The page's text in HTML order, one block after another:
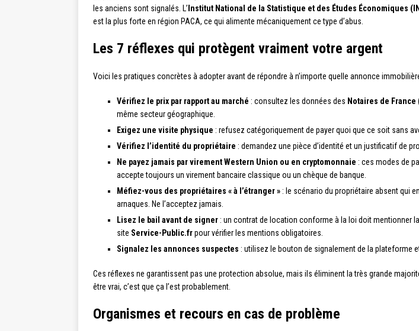
les anciens sont signalés. L’ Institut National de la Statistique et des Études Économiques
est la plus forte en région PACA, ce qui alimente mécaniquement ce type d’abus.
Les 7 réflexes qui protègent vraiment votre argent
Voici les pratiques concrètes à adopter avant de répondre à n’importe quelle annonce
Vérifiez le prix par rapport au marché : consultez les données des Notaires de France
même secteur géographique.
Exigez une visite physique : refusez catégoriquement de payer quoi que ce soit sans
Vérifiez l’identité du propriétaire : demandez une pièce d’identité et un justificatif de
Ne payez jamais par virement Western Union ou en cryptomonnaie : ces modes de
accepte toujours un virement bancaire classique ou un chèque de banque.
Méfiez-vous des propriétaires « à l’étranger » : le scénario du propriétaire absent qui
arnaques. Ne l’acceptez jamais.
Lisez le bail avant de signer : un contrat de location conforme à la loi doit mentionner
site Service-Public.frpour vérifier les mentions obligatoires.
Signalez les annonces suspectes : utilisez le bouton de signalement de la plateforme
Ces réflexes ne garantissent pas une protection absolue, mais ils éliminent la très grande
être vrai, c’est que ça l’est probablement.
Organismes et recours en cas de problème